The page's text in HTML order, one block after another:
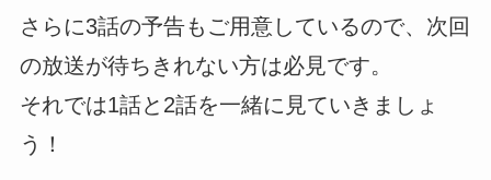
さらに3話の予告もご用意しているので、次回
の放送が待ちきれない方は必見です。
それでは1話と2話を一緒に見ていきましょ
う！